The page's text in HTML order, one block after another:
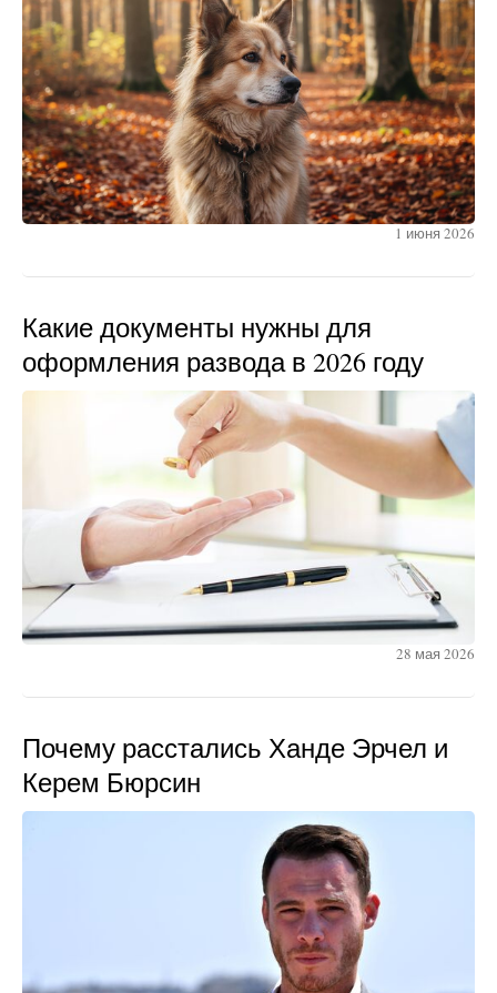
1 июня 2026
Какие документы нужны для
оформления развода в 2026 году
28 мая 2026
Почему расстались Ханде Эрчел и
Керем Бюрсин